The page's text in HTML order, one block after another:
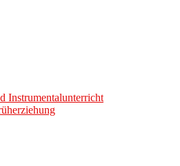
Instrumentalunterricht